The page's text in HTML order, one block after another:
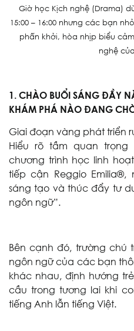
Giờ học Kịch nghệ (Drama)
15:00 – 16:00 nhưng các bạn
phấn khởi, hòa nhịp biểu
nghệ
1. CHÀO BUỔI SÁNG ĐẦY
KHÁM PHÁ NÀO ĐANG
Giai đoạn vàng phát triển
Hiểu rõ tầm quan trọng
chương trình học linh
tiếp cận Reggio Emilia®,
sáng tạo và thúc đẩy tư
ngôn ngữ”.
Bên cạnh đó, trường chú
ngôn ngữ của các bạn
khác nhau, định hướng
cầu trong tương lai khi
tiếng Anh lẫn tiếng Việt.